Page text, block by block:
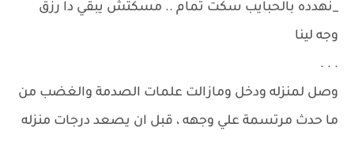
_نهدده بالحبايب سكت تمام .. مسكتش يبقي دا رزق
وجه لينا
. . .
وصل لمنزله ودخل ومازالت علمات الصدمة والغضب من
ما حدث مرتسمة علي وجهه ، قبل ان يصعد درجات منزله